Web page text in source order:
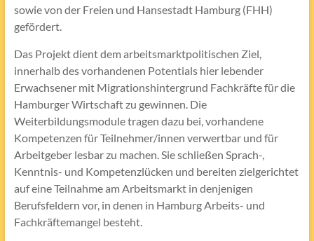
sowie von der Freien und Hansestadt Hamburg (FHH)
gefördert.
Das Projekt dient dem arbeitsmarktpolitischen Ziel,
innerhalb des vorhandenen Potentials hier lebender
Erwachsener mit Migrationshintergrund Fachkräfte für die
Hamburger Wirtschaft zu gewinnen. Die
Weiterbildungsmodule tragen dazu bei, vorhandene
Kompetenzen für Teilnehmer/innen verwertbar und für
Arbeitgeber lesbar zu machen. Sie schließen Sprach-,
Kenntnis- und Kompetenzlücken und bereiten zielgerichtet
auf eine Teilnahme am Arbeitsmarkt in denjenigen
Berufsfeldern vor, in denen in Hamburg Arbeits- und
Fachkräftemangel besteht.